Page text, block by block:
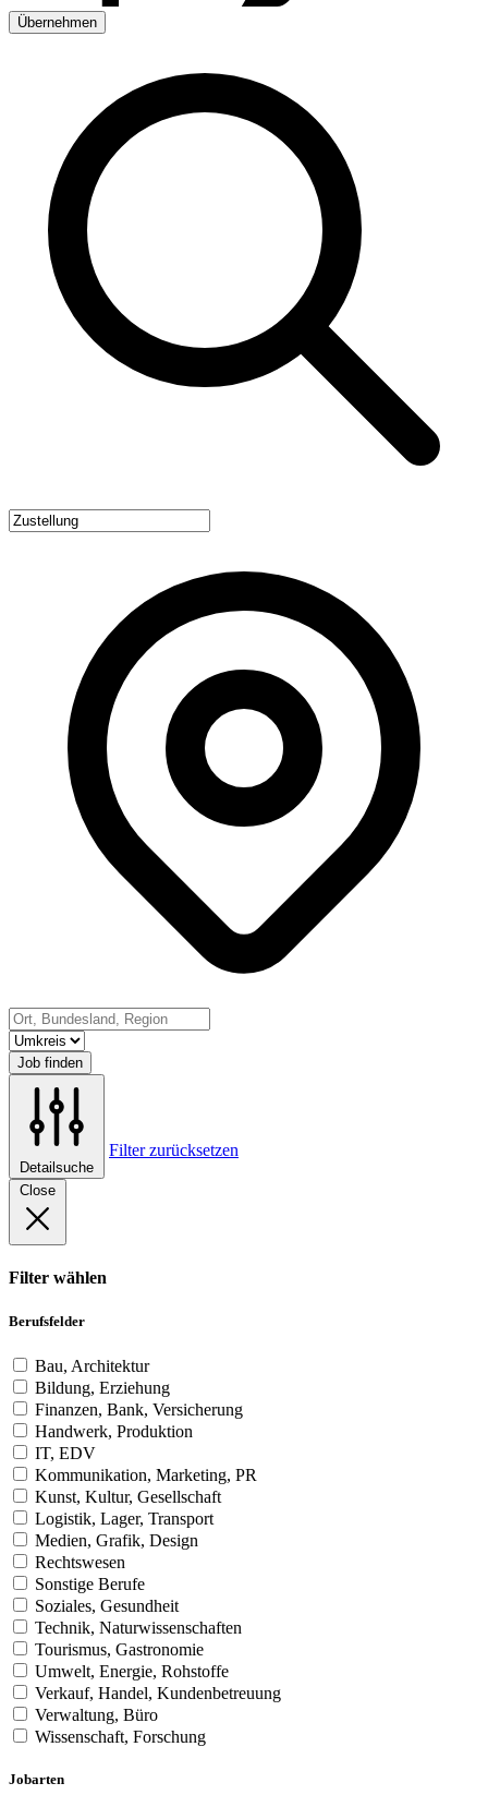
Übernehmen
Job finden
Detailsuche
Filter zurücksetzen
Close
Filter wählen
Berufsfelder
Bau, Architektur
Bildung, Erziehung
Finanzen, Bank, Versicherung
Handwerk, Produktion
IT, EDV
Kommunikation, Marketing, PR
Kunst, Kultur, Gesellschaft
Logistik, Lager, Transport
Medien, Grafik, Design
Rechtswesen
Sonstige Berufe
Soziales, Gesundheit
Technik, Naturwissenschaften
Tourismus, Gastronomie
Umwelt, Energie, Rohstoffe
Verkauf, Handel, Kundenbetreuung
Verwaltung, Büro
Wissenschaft, Forschung
Jobarten